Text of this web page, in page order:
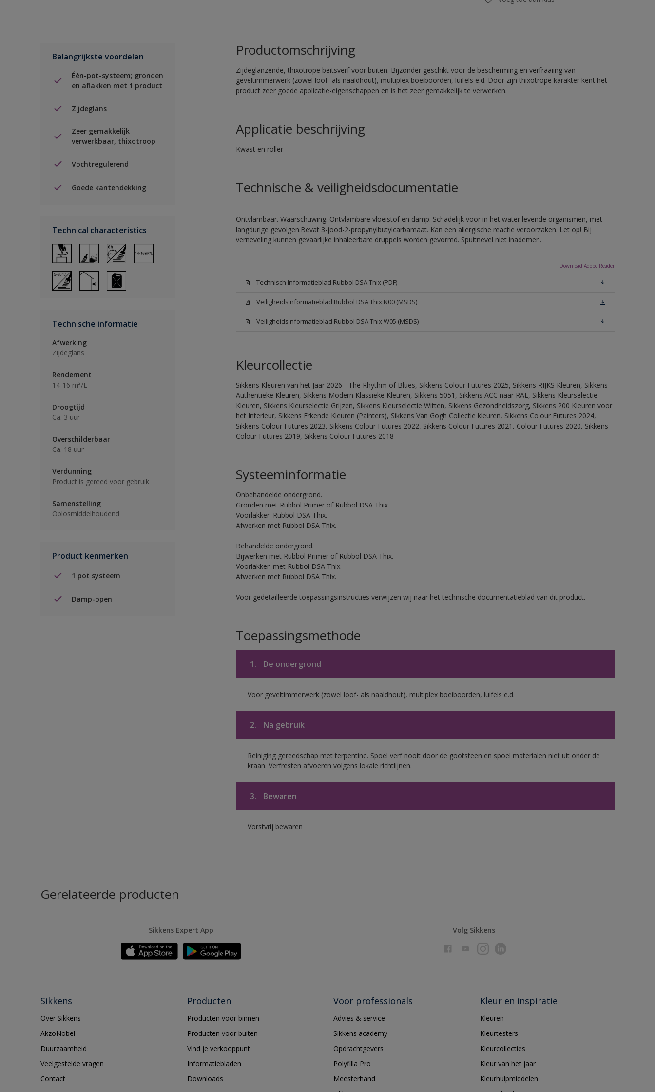
Belangrijkste voordelen
Één-pot-systeem; gronden
en aflakken met 1 product
Zijdeglans
Zeer gemakkelijk
verwerkbaar, thixotroop
Vochtregulerend
Goede kantendekking
Technical characteristics
Technische informatie
Afwerking
Zijdeglans
Rendement
14-16 m²/L
Droogtijd
Ca. 3 uur
Overschilderbaar
Ca. 18 uur
Verdunning
Product is gereed voor gebruik
Samenstelling
Oplosmiddelhoudend
Product kenmerken
1 pot systeem
Damp-open
Productomschrijving
Zijdeglanzende, thixotrope beitsverf voor buiten. Bijzonder geschikt voor de bescherming en verfraaiing van
geveltimmerwerk (zowel loof- als naaldhout), multiplex boeiboorden, luifels e.d. Door zijn thixotrope karakter kent het
product zeer goede applicatie-eigenschappen en is het zeer gemakkelijk te verwerken.
Applicatie beschrijving
Kwast en roller
Technische & veiligheidsdocumentatie
Ontvlambaar. Waarschuwing. Ontvlambare vloeistof en damp. Schadelijk voor in het water levende organismen, met
langdurige gevolgen.Bevat 3-jood-2-propynylbutylcarbamaat. Kan een allergische reactie veroorzaken. Let op! Bij
verneveling kunnen gevaarlijke inhaleerbare druppels worden gevormd. Spuitnevel niet inademen.
Download Adobe Reader
Technisch Informatieblad Rubbol DSA Thix (PDF)
Veiligheidsinformatieblad Rubbol DSA Thix N00 (MSDS)
Veiligheidsinformatieblad Rubbol DSA Thix W05 (MSDS)
Kleurcollectie
Sikkens Kleuren van het Jaar 2026 - The Rhythm of Blues, Sikkens Colour Futures 2025, Sikkens RIJKS Kleuren, Sikkens
Authentieke Kleuren, Sikkens Modern Klassieke Kleuren, Sikkens 5051, Sikkens ACC naar RAL, Sikkens Kleurselectie
Kleuren, Sikkens Kleurselectie Grijzen, Sikkens Kleurselectie Witten, Sikkens Gezondheidszorg, Sikkens 200 Kleuren voor
het Interieur, Sikkens Erkende Kleuren (Painters), Sikkens Van Gogh Collectie kleuren, Sikkens Colour Futures 2024,
Sikkens Colour Futures 2023, Sikkens Colour Futures 2022, Sikkens Colour Futures 2021, Colour Futures 2020, Sikkens
Colour Futures 2019, Sikkens Colour Futures 2018
Systeeminformatie
Onbehandelde ondergrond.
Gronden met Rubbol Primer of Rubbol DSA Thix.
Voorlakken Rubbol DSA Thix.
Afwerken met Rubbol DSA Thix.
Behandelde ondergrond.
Bijwerken met Rubbol Primer of Rubbol DSA Thix.
Voorlakken met Rubbol DSA Thix.
Afwerken met Rubbol DSA Thix.
Voor gedetailleerde toepassingsinstructies verwijzen wij naar het technische documentatieblad van dit product.
Toepassingsmethode
1. De ondergrond
Voor geveltimmerwerk (zowel loof- als naaldhout), multiplex boeiboorden, luifels e.d.
2. Na gebruik
Reiniging gereedschap met terpentine. Spoel verf nooit door de gootsteen en spoel materialen niet uit onder de
kraan. Verfresten afvoeren volgens lokale richtlijnen.
3. Bewaren
Vorstvrij bewaren
Gerelateerde producten
Sikkens Expert App Volg Sikkens
Sikkens
Over Sikkens
AkzoNobel
Duurzaamheid
Veelgestelde vragen
Contact
Producten
Producten voor binnen
Producten voor buiten
Vind je verkooppunt
Informatiebladen
Downloads
Voor professionals
Advies & service
Sikkens academy
Opdrachtgevers
Polyfilla Pro
Meesterhand
Kleur en inspiratie
Kleuren
Kleurtesters
Kleurcollecties
Kleur van het jaar
Kleurhulpmiddelen